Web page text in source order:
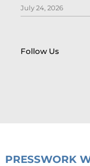
July 24, 2026
Follow Us
PRESSWORK